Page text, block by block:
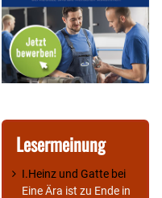
Lesermeinung
I.Heinz und Gatte bei
Eine Ära ist zu Ende in